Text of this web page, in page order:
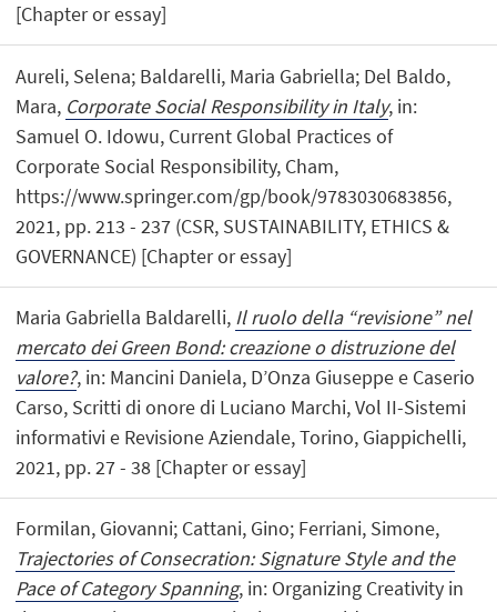
[Chapter or essay]
Aureli, Selena; Baldarelli, Maria Gabriella; Del Baldo,
Mara, Corporate Social Responsibility in Italy, in:
Samuel O. Idowu, Current Global Practices of
Corporate Social Responsibility, Cham,
https://www.springer.com/gp/book/9783030683856,
2021, pp. 213 - 237 (CSR, SUSTAINABILITY, ETHICS &
GOVERNANCE) [Chapter or essay]
Maria Gabriella Baldarelli, Il ruolo della “revisione” nel
mercato dei Green Bond: creazione o distruzione del
valore?, in: Mancini Daniela, D’Onza Giuseppe e Caserio
Carso, Scritti di onore di Luciano Marchi, Vol II-Sistemi
informativi e Revisione Aziendale, Torino, Giappichelli,
2021, pp. 27 - 38 [Chapter or essay]
Formilan, Giovanni; Cattani, Gino; Ferriani, Simone,
Trajectories of Consecration: Signature Style and the
Pace of Category Spanning, in: Organizing Creativity in